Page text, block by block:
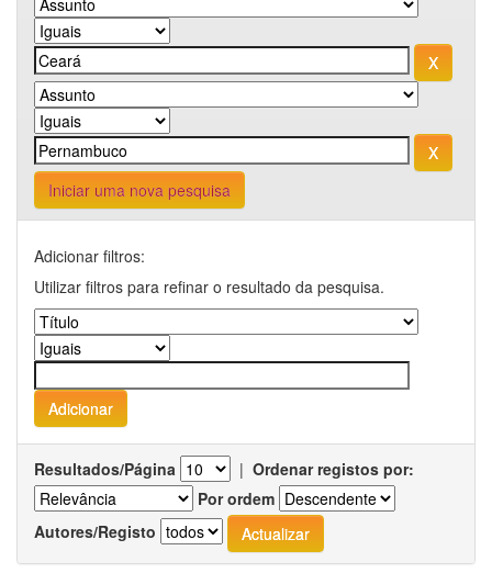
Iniciar uma nova pesquisa
Adicionar filtros:
Utilizar filtros para refinar o resultado da pesquisa.
Resultados/Página | Ordenar registos por:
Por ordem
Autores/Registo